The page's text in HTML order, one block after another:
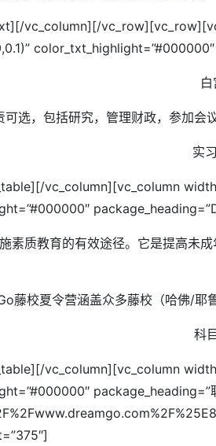
vc_column][/
可选，包括研究，管理财政，参加会
实
vc_column][vc_column
素质教育的有效途径。它是提高未
藤校夏令营涵盖众多藤校（哈佛/耶
科
vc_column][vc_column
package_heading=”